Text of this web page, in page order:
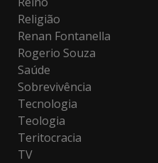
Religião
Renan Fontanella
Rogerio Souza
Saúde
Sobrevivência
Tecnologia
Teologia
Teritocracia
TV